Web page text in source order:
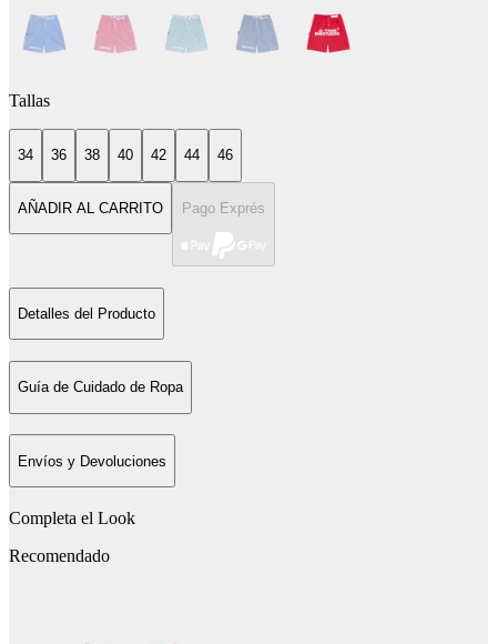
Tallas
34 36 38 40 42 44 46
AÑADIR AL CARRITO Pago Exprés
Detalles del Producto
Guía de Cuidado de Ropa
Envíos y Devoluciones
Completa el Look
Recomendado